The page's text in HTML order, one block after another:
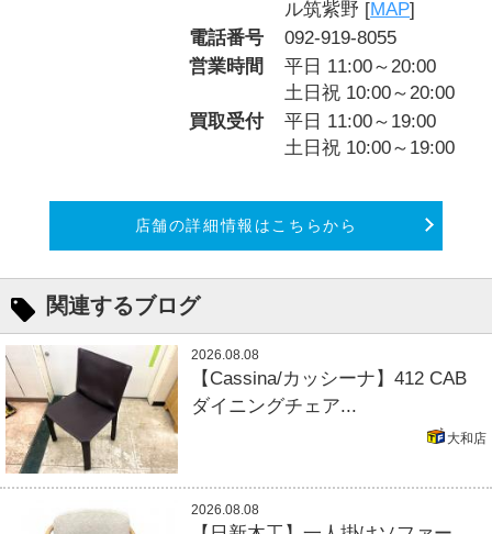
ル筑紫野 [MAP]
電話番号
092-919-8055
営業時間
平日 11:00～20:00
土日祝 10:00～20:00
買取受付
平日 11:00～19:00
土日祝 10:00～19:00
店舗の詳細情報はこちらから
関連するブログ
2026.08.08
【Cassina/カッシーナ】412 CAB
ダイニングチェア...
大和店
2026.08.08